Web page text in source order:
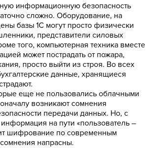
информационную безопасность
сложно. Оборудование, на
базы 1С могут просто физически
представители силовых
того, компьютерная техника вместе
может пострадать от пожара,
просто выйти из строя. Во всех
данные, хранящиеся
еще не пользовались облачными
возникают сомнения
передачи данных. Но, с
информация на пути «пользователь –
шифрование по современным
напрасны.